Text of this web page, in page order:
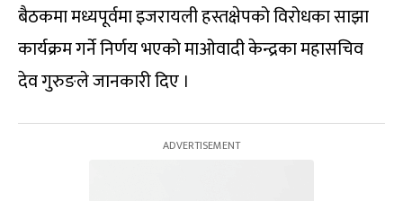
बैठकमा मध्यपूर्वमा इजरायली हस्तक्षेपको विरोधका साझा
कार्यक्रम गर्ने निर्णय भएको माओवादी केन्द्रका महासचिव
देव गुरुङले जानकारी दिए ।